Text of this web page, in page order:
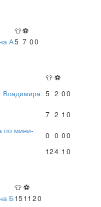
👕⚽
А5 7 00
👕 ⚽
Владимира 5 2 00
7 2 1 0
по мини-
0 0 00
124 1 0
👕 ⚽
Б1511 20